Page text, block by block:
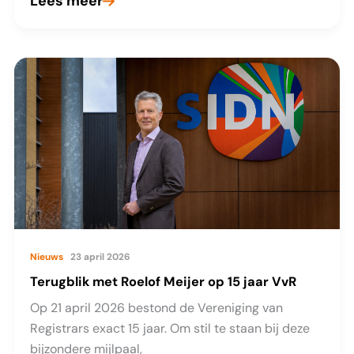
Retentiestrategie
Nieuws 23 april 2026
Terugblik met Roelof Meijer op 15 jaar VvR
Op 21 april 2026 bestond de Vereniging van
Registrars exact 15 jaar. Om stil te staan bij deze
bijzondere mijlpaal,